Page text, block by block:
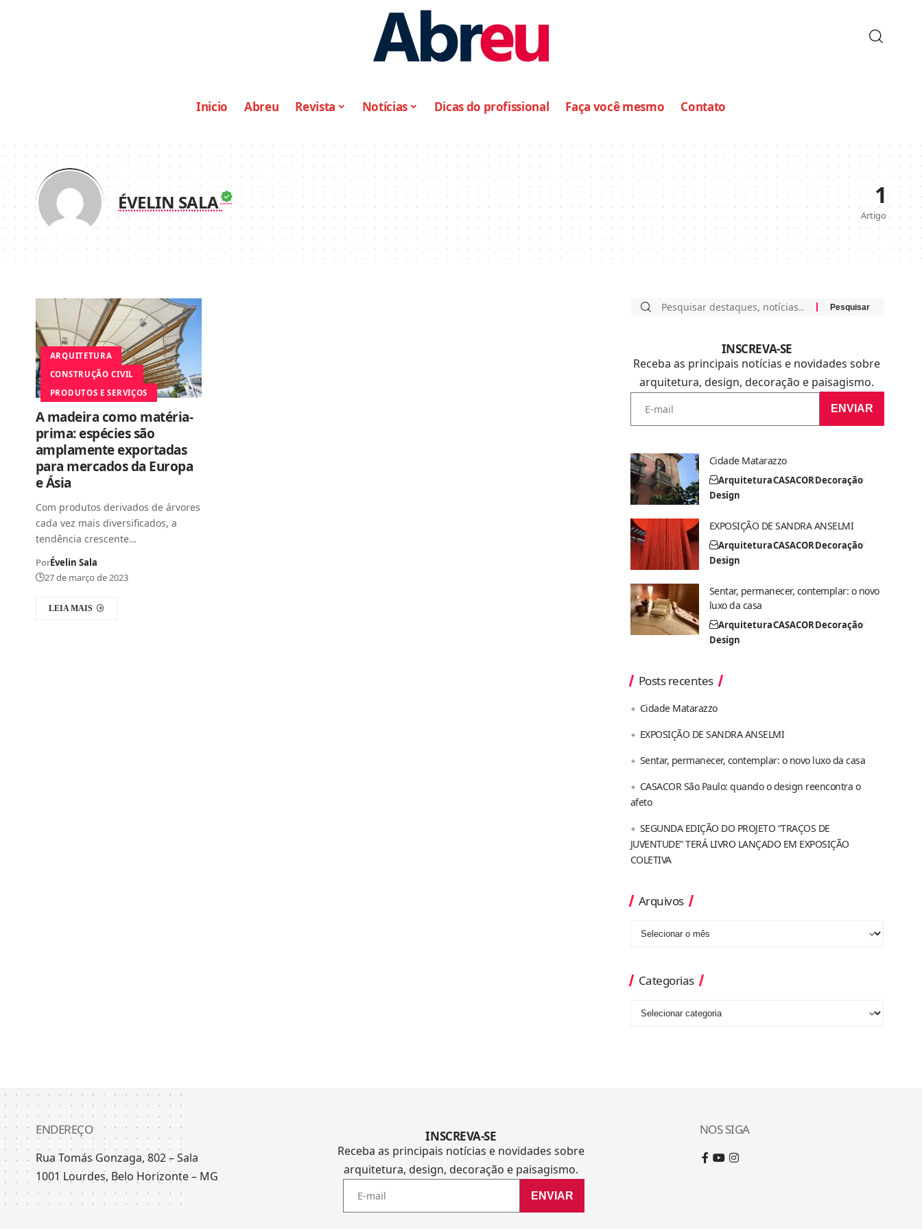
Inicio Abreu Revista Notícias Dicas do profissional Faça você mesmo Contato
ÉVELIN SALA 1
Artigo
ARQUITETURA
CONSTRUÇÃO CIVIL
PRODUTOS E SERVIÇOS
A madeira como matéria-
prima: espécies são
amplamente exportadas
para mercados da Europa
e Ásia
Com produtos derivados de árvores
cada vez mais diversificados, a
tendência crescente…
PorÉvelin Sala
27 de março de 2023
LEIA MAIS
INSCREVA-SE
Receba as principais notícias e novidades sobre
arquitetura, design, decoração e paisagismo.
ENVIAR
Cidade Matarazzo
ArquiteturaCASACORDecoração
Design
EXPOSIÇÃO DE SANDRA ANSELMI
ArquiteturaCASACORDecoração
Design
Sentar, permanecer, contemplar: o novo
luxo da casa
ArquiteturaCASACORDecoração
Design
Posts recentes
Cidade Matarazzo
EXPOSIÇÃO DE SANDRA ANSELMI
Sentar, permanecer, contemplar: o novo luxo da casa
CASACOR São Paulo: quando o design reencontra o
afeto
SEGUNDA EDIÇÃO DO PROJETO “TRAÇOS DE
JUVENTUDE” TERÁ LIVRO LANÇADO EM EXPOSIÇÃO
COLETIVA
Arquivos
Categorias
ENDEREÇO
Rua Tomás Gonzaga, 802 – Sala
1001 Lourdes, Belo Horizonte – MG
INSCREVA-SE
Receba as principais notícias e novidades sobre
arquitetura, design, decoração e paisagismo.
ENVIAR
NOS SIGA